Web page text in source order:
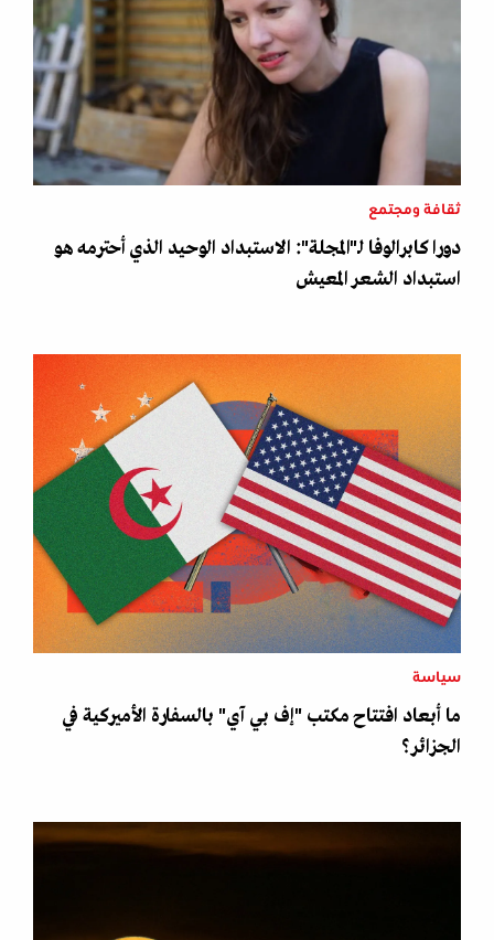
ثقافة ومجتمع
دورا كابرالوفا لـ"المجلة": الاستبداد الوحيد الذي أحترمه هو
استبداد الشعر المعيش
سياسة
ما أبعاد افتتاح مكتب "إف بي آي" بالسفارة الأميركية في
الجزائر؟